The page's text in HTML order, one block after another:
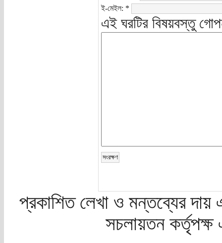
ই-মেইল: *
এই ঘরটির বিষয়বস্তু
প্রকাশিত লেখা ও মন্তব্যের দায়
সচলায়তন